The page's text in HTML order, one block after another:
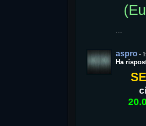
…
aspro -
Ha